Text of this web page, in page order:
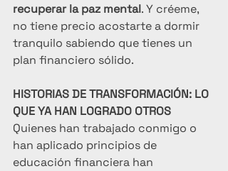
recuperar la paz mental. Y créeme,
no tiene precio acostarte a dormir
tranquilo sabiendo que tienes un
plan financiero sólido.
HISTORIAS DE TRANSFORMACIÓN: LO
QUE YA HAN LOGRADO OTROS
Quienes han trabajado conmigo o
han aplicado principios de
educación financiera han